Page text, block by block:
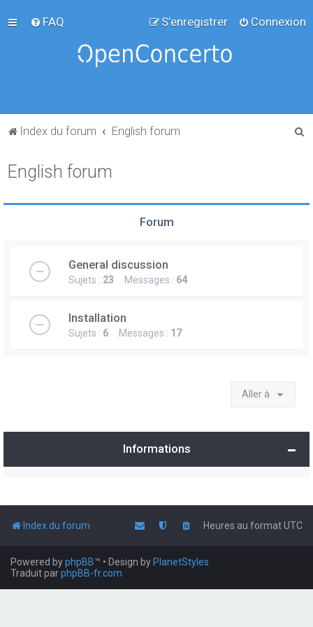
FAQ Connexion
S’enregistrer
Index du forum English forum
e
English forum
Forum
General discussion
Sujets : 23 Messages : 64
Installation
Sujets : 6 Messages : 17
Aller à
Informations
Index du forum Heures au formatUTC
Powered byphpBB™ • Design by PlanetStyles
Traduit parphpBB-fr.com